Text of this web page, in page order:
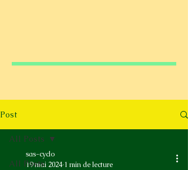
Post
All Posts
All Posts
sas-cyclo
19 mai 2024 1 min de lecture